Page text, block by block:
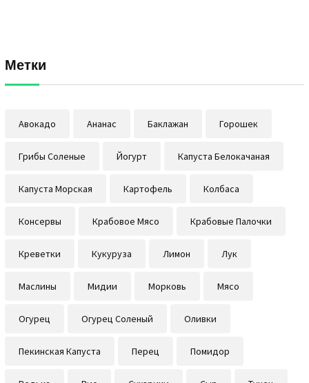
Метки
Авокадо Ананас Баклажан Горошек
Грибы Соленые Йогурт Капуста Белокачаная
Капуста Морская Картофель Колбаса
Консервы Крабовое Мясо Крабовые Палочки
Креветки Кукуруза Лимон Лук
Маслины Мидии Морковь Мясо
Огурец Огурец Соленый Оливки
Пекинская Капуста Перец Помидор